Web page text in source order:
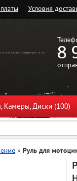
Условия
8
Камеры, Диски (100)
» Руль для